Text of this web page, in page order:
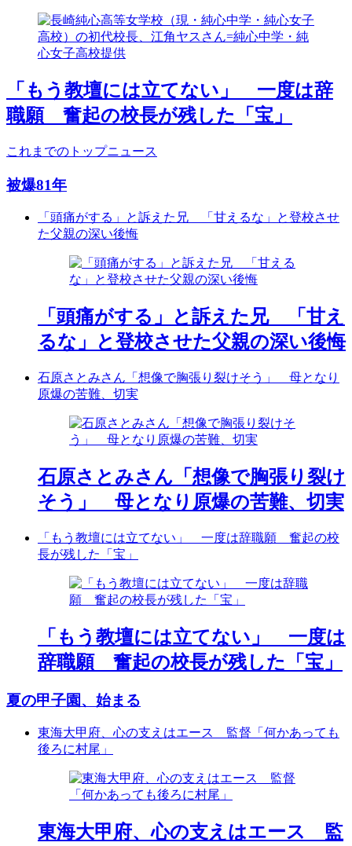
「もう教壇には立てない」 一度は辞
職願 奮起の校長が残した「宝」
これまでのトップニュース
被爆81年
「頭痛がする」と訴えた兄 「甘えるな」と登校させ
た父親の深い後悔
「頭痛がする」と訴えた兄 「甘え
るな」と登校させた父親の深い後悔
石原さとみさん「想像で胸張り裂けそう」 母となり
原爆の苦難、切実
石原さとみさん「想像で胸張り裂け
そう」 母となり原爆の苦難、切実
「もう教壇には立てない」 一度は辞職願 奮起の校
長が残した「宝」
「もう教壇には立てない」 一度は
辞職願 奮起の校長が残した「宝」
夏の甲子園、始まる
東海大甲府、心の支えはエース 監督「何かあっても
後ろに村尾」
東海大甲府、心の支えはエース 監